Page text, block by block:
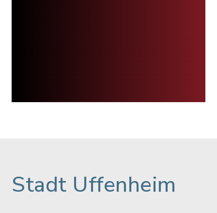
Stadt Uffenheim